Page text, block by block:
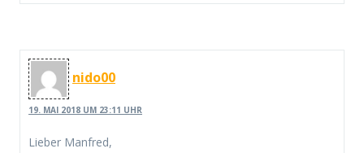
nido00
19. MAI 2018 UM 23:11 UHR
Lieber Manfred,